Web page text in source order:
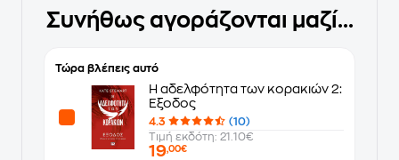
Συνήθως αγοράζονται μαζί...
Τώρα βλέπεις αυτό
Η αδελφότητα των κορακιών 2:
Έξοδος
4.3
(10)
Τιμή εκδότη: 21.10€
19,00€